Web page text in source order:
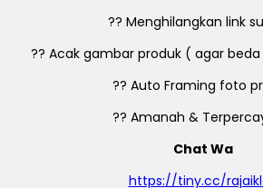
?? Menghilangkan link
?? Acak gambar produk ( agar
?? Auto Framing foto
?? Amanah &
Chat Wa
https://tiny.cc/